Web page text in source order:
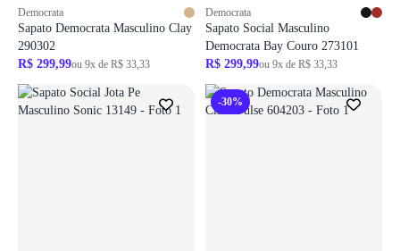
Democrata
Sapato Democrata Masculino Clay
290302
R$ 299,99ou 9x de R$ 33,33
Democrata
Sapato Social Masculino
Democrata Bay Couro 273101
R$ 299,99ou 9x de R$ 33,33
-30%